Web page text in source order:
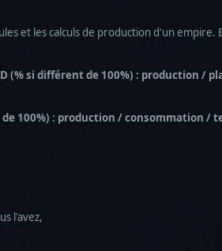
et les calculs de production d'un
(% si différent de 100%) : production /
de 100%) : production / consommation /
l'avez,